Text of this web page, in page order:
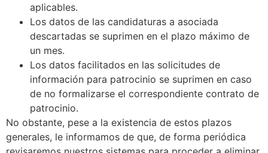
aplicables.
Los datos de las candidaturas a asociada
descartadas se suprimen en el plazo máximo de
un mes.
Los datos facilitados en las solicitudes de
información para patrocinio se suprimen en caso
de no formalizarse el correspondiente contrato de
patrocinio.
No obstante, pese a la existencia de estos plazos
generales, le informamos de que, de forma periódica